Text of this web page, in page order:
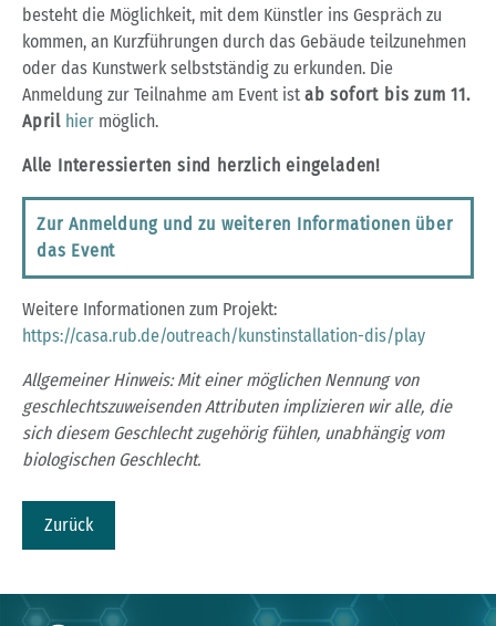
besteht die Möglichkeit, mit dem Künstler ins Gespräch zu
kommen, an Kurzführungen durch das Gebäude teilzunehmen
oder das Kunstwerk selbstständig zu erkunden. Die
Anmeldung zur Teilnahme am Event ist ab sofort bis zum 11.
April hier möglich.
Alle Interessierten sind herzlich eingeladen!
Zur Anmeldung und zu weiteren Informationen über
das Event
Weitere Informationen zum Projekt:
https://casa.rub.de/outreach/kunstinstallation-dis/play
Allgemeiner Hinweis: Mit einer möglichen Nennung von
geschlechtszuweisenden Attributen implizieren wir alle, die
sich diesem Geschlecht zugehörig fühlen, unabhängig vom
biologischen Geschlecht.
Zurück